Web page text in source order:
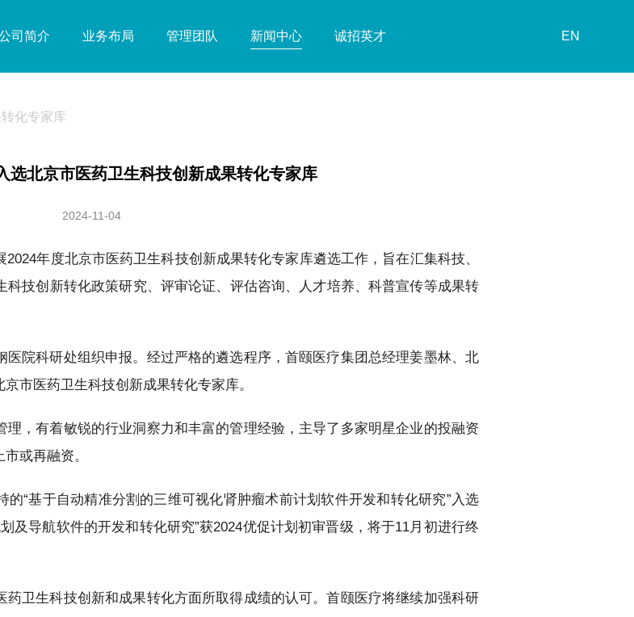
司简介 业务布局 管理团队 新闻中心 诚招英才 EN
化专家库
选北京市医药卫生科技创新成果转化专家库
2024-11-04
年度北京市医药卫生科技创新成果转化专家库遴选工作，旨在汇集科技、
技创新转化政策研究、评审论证、评估咨询、人才培养、科普宣传等成果转
院科研处组织申报。经过严格的遴选程序，首颐医疗集团总经理姜墨林、北
市医药卫生科技创新成果转化专家库。
，有着敏锐的行业洞察力和丰富的管理经验，主导了多家明星企业的投融资
或再融资。
“基于自动精准分割的三维可视化肾肿瘤术前计划软件开发和转化研究”入选
及导航软件的开发和转化研究”获2024优促计划初审晋级，将于11月初进行终
卫生科技创新和成果转化方面所取得成绩的认可。首颐医疗将继续加强科研